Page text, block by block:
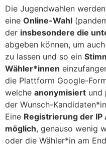
Die Jugendwahlen
eine Online-Wahl
der insbesondere die
abgeben können, um
zu lassen und so ein
Wähler*innen
die Plattform Google-
welche anonymisiert und
der Wunsch-
Eine Registrierung der IP
möglich, genauso wenig
oder die Wähler*in am